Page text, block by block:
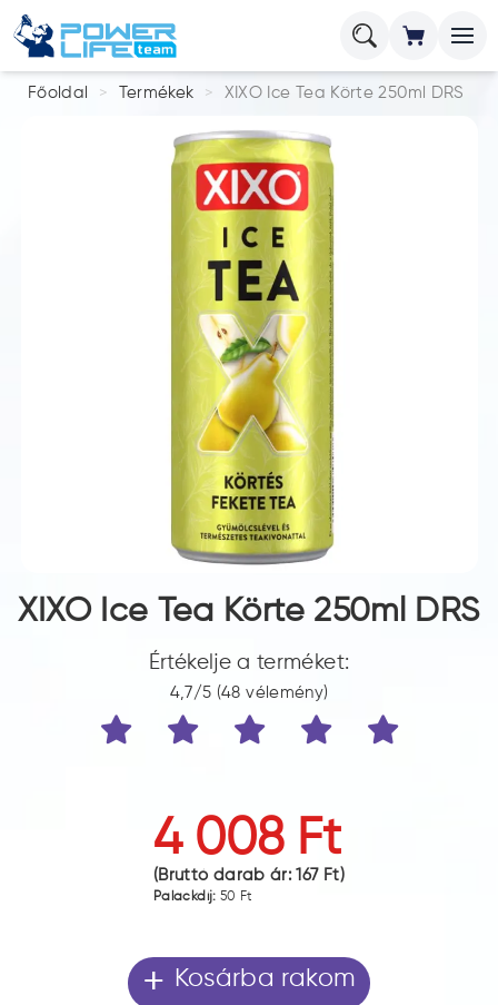
Főoldal Termékek XIXO Ice Tea Körte 250ml DRS
XIXO Ice Tea Körte 250ml DRS
Értékelje a terméket:
4,7/5 (48 vélemény)
4 008 Ft
(Bruttó darab ár:167 Ft)
Palackdíj: 50 Ft
+ Kosárba rakom